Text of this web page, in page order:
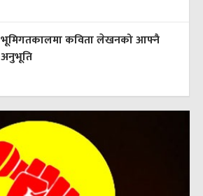
भूमिगतकालमा कविता लेखनको आफ्नै
अनुभूति